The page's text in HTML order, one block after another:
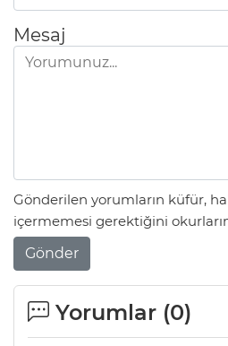
Mesaj
Gönderilen yorumların küfür,
içermemesi gerektiğini
Gönder
Yorumlar (0)